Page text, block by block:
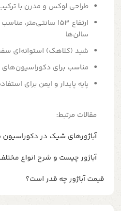
طراحی لوکس و مدرن با
ارتفاع 153
سالن‌ها
شید (کلاهک) استوانه‌ای
مناسب برای
پایه پایدار و ایمن برای
مقالات مرتبط:
آباژورهای شیک در دکوراسیون
آباژور چیست و شرح انواع
قیمت آباژور چه قدر است؟